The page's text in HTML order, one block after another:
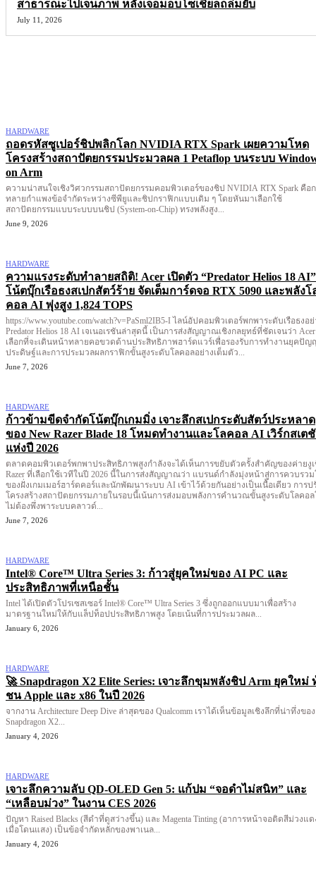
สาธารณะไปเจนภาพ หลังเจอม็อบโซเชียลถล่มยับ
July 11, 2026
HARDWARE
ถอดรหัสซูเปอร์ชิปพลิกโลก NVIDIA RTX Spark เผยความโหด
โครงสร้างสถาปัตยกรรมประมวลผล 1 Petaflop บนระบบ
on Arm
ความน่าสนใจเชิงวิศวกรรมสถาปัตยกรรมคอมพิวเตอร์ของชิป NVIDIA RTX Spark คือ
ทลายกำแพงข้อจำกัดระหว่างซีพียูและชิปกราฟิกแบบเดิม ๆ โดยหันมาเลือกใช้
สถาปัตยกรรมแบบระบบบนชิป (System-on-Chip) ทรงพลังสูง...
June 9, 2026
HARDWARE
ความแรงระดับทำลายสถิติ! Acer เปิดตัว “Predator Helios 18 AI”
โน้ตบุ๊กเรือธงสเปกสัตว์ร้าย จัดเต็มการ์ดจอ RTX 5090 และพลังโ
คอล AI พุ่งสูง 1,824 TOPS
https://www.youtube.com/watch?v=PaSml2IB5-I ไลน์อัปคอมพิวเตอร์พกพาระดับเรือธงอย่าง
Predator Helios 18 AI เจเนอเรชันล่าสุดนี้ เป็นการส่งสัญญาณเชิงกลยุทธ์ที่ชัดเจนว่า Acer
เลือกที่จะเดินหน้าทลายคอขวดด้านประสิทธิภาพฮาร์ดแวร์เพื่อรองรับการทำงานยุคปัญ
ประดิษฐ์และการประมวลผลกราฟิกขั้นสูงระดับโลคอลอย่างเต็มตัว...
June 7, 2026
HARDWARE
ก้าวข้ามขีดจำกัดโน้ตบุ๊กเกมมิ่ง เจาะลึกสเปกระดับสัตว์ประหลาด
ของ New Razer Blade 18 โหมดทำงานและโลคอล AI เวิร์กสเต
แห่งปี 2026
ตลาดคอมพิวเตอร์พกพาประสิทธิภาพสูงกำลังจะได้เห็นการขยับตัวครั้งสำคัญของค่ายงู
Razer ที่เลือกใช้เวทีในปี 2026 นี้ในการส่งสัญญาณว่า แบรนด์กำลังมุ่งหน้าสู่การควบรวม
ของฝั่งเกมเมอร์ฮาร์ดคอร์และนักพัฒนาระบบ AI เข้าไว้ด้วยกันอย่างเป็นเนื้อเดียว การป
โครงสร้างสถาปัตยกรรมภายในรอบนี้เน้นการส่งมอบพลังการคำนวณขั้นสูงระดับโลคอ
ไม่ต้องพึ่งพาระบบคลาวด์...
June 7, 2026
HARDWARE
Intel® Core™ Ultra Series 3: ก้าวสู่ยุคใหม่ของ AI PC และ
ประสิทธิภาพที่เหนือชั้น
Intel ได้เปิดตัวโปรเซสเซอร์ Intel® Core™ Ultra Series 3 ซึ่งถูกออกแบบมาเพื่อสร้าง
มาตรฐานใหม่ให้กับแล็ปท็อปประสิทธิภาพสูง โดยเน้นที่การประมวลผล...
January 6, 2026
HARDWARE
🚀 Snapdragon X2 Elite Series: เจาะลึกขุมพลังชิป Arm ยุคใหม่
ชน Apple และ x86 ในปี 2026
จากงาน Architecture Deep Dive ล่าสุดของ Qualcomm เราได้เห็นข้อมูลเชิงลึกที่น่าทึ่งของ
Snapdragon X2...
January 4, 2026
HARDWARE
เจาะลึกความลับ QD-OLED Gen 5: แก้ปม “จอดำไม่สนิท” และ
“เหลือบม่วง” ในงาน CES 2026
ปัญหา Raised Blacks (สีดำที่ดูสว่างขึ้น) และ Magenta Tinting (อาการหน้าจอติดสีม่วงแด
เมื่อโดนแสง) เป็นข้อจำกัดหลักของพาเนล...
January 4, 2026